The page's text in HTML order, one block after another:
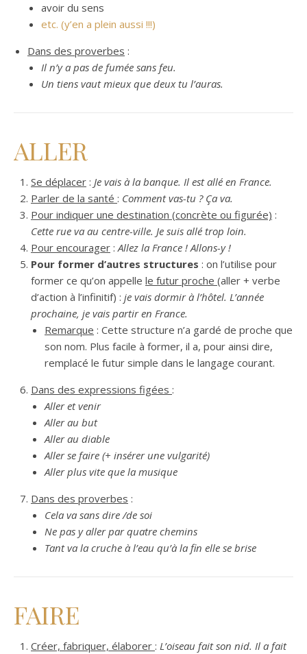
avoir du sens
etc. (y’en a plein aussi !!!)
Dans des proverbes :
Il n’y a pas de fumée sans feu.
Un tiens vaut mieux que deux tu l’auras.
ALLER
Se déplacer : Je vais à la banque. Il est allé en France.
Parler de la santé : Comment vas-tu ? Ça va.
Pour indiquer une destination (concrète ou figurée) :
Cette rue va au centre-ville. Je suis allé trop loin.
Pour encourager :Allez la France ! Allons-y !
Pour former d’autres structures : on l’utilise pour
former ce qu’on appelle le futur proche (aller + verbe
d’action à l’infinitif) : je vais dormir à l’hôtel. L’année
prochaine, je vais partir en France.
Remarque : Cette structure n’a gardé de proche que
son nom. Plus facile à former, il a, pour ainsi dire,
remplacé le futur simple dans le langage courant.
Dans des expressions figées :
Aller et venir
Aller au but
Aller au diable
Aller se faire (+ insérer une vulgarité)
Aller plus vite que la musique
Dans des proverbes :
Cela va sans dire /de soi
Ne pas y aller par quatre chemins
Tant va la cruche à l’eau qu’à la fin elle se brise
FAIRE
Créer, fabriquer, élaborer : L’oiseau fait son nid. Il a fait